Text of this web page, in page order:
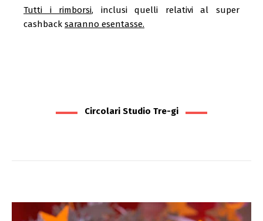
Tutti i rimborsi, inclusi quelli relativi al super
cashback saranno esentasse.
Circolari Studio Tre-gi